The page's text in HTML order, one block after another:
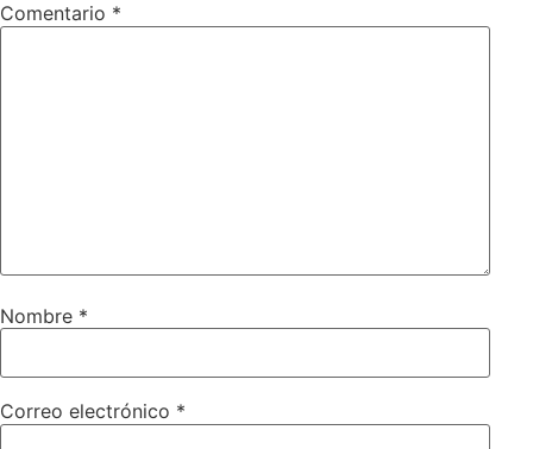
Comentario *
Nombre *
Correo electrónico *